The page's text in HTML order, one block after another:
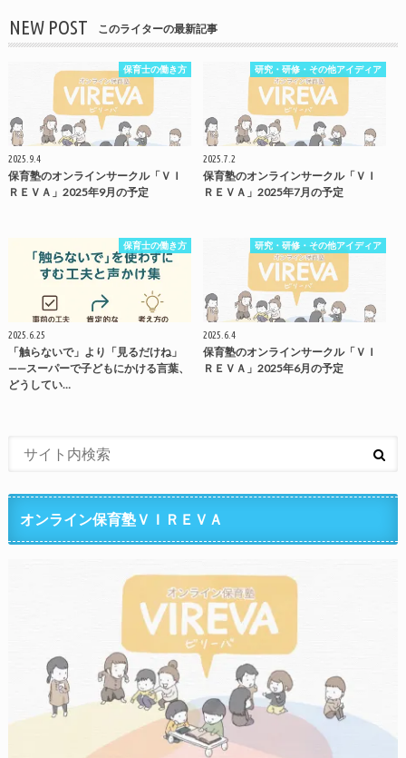
NEW POST このライターの最新記事
保育士の働き方
2025.9.4
保育塾のオンラインサークル「ＶＩ
ＲＥＶＡ」2025年9月の予定
研究・研修・その他アイディア
2025.7.2
保育塾のオンラインサークル「ＶＩ
ＲＥＶＡ」2025年7月の予定
保育士の働き方
2025.6.25
「触らないで」より「見るだけね」
——スーパーで子どもにかける言葉、
どうしてい…
研究・研修・その他アイディア
2025.6.4
保育塾のオンラインサークル「ＶＩ
ＲＥＶＡ」2025年6月の予定
オンライン保育塾ＶＩＲＥＶＡ